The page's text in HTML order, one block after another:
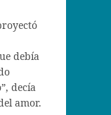
debía
decía
amor.